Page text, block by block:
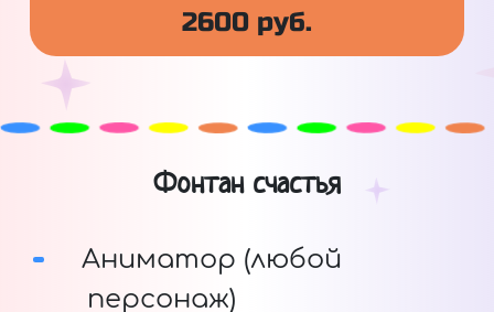
2600 руб.
Фонтан счастья
Аниматор (любой
персонаж)